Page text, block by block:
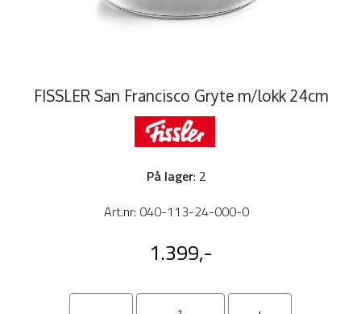
FISSLER San Francisco Gryte m/lokk 24cm
På lager: 2
Art.nr: 040-113-24-000-0
1.399,-